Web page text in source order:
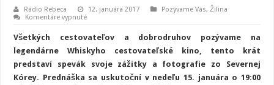
Rádio Rebeca 12. januára 2017 Pozývame Vás,Žilina
Komentáre vypnuténa
cestovateľské
kino:
Severná
Kórea
Všetkých cestovateľov a dobrodruhov pozývame na
legendárne Whiskyho cestovateľské kino, tento krát
predstaví spevák svoje zážitky a fotografie zo Severnej
Kórey. Prednáška sa uskutoční v nedeľu 15. januára o 19:00